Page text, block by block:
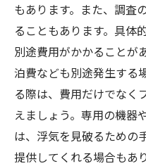
もあります。また、調査
ることもあります。具体
別途費用がかかることが
泊費なども別途発生する
る際は、費用だけでなく
えましょう。専用の機器
は、浮気を見破るための
提供してくれる場合もあ